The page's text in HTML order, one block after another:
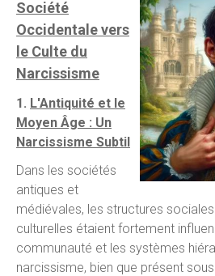
Société
Occidentale vers
le Culte du
Narcissisme
1. L'Antiquité et le
Moyen Âge : Un
Narcissisme Subtil
Dans les sociétés
antiques et
médiévales, les structures
culturelles étaient fortement
communauté et les systèmes
narcissisme, bien que présent